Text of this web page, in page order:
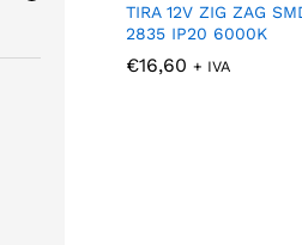
TIRA 12V ZIG ZAG
2835 IP20 6000K
€16,60 + IVA
€16,60
mínimo
máximo